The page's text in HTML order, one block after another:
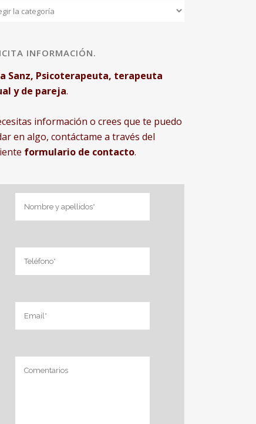
INFORMACIÓN.
Sanz, Psicoterapeuta, terapeuta
y de pareja.
información o crees que te puedo
en algo, contáctame a través del
formulario de contacto.